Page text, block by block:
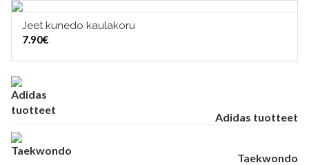
LISÄÄ OSTOSKORIIN
Jeet kunedo kaulakoru
7.90€
TUOTERYHMÄT
Adidas tuotteet
Taekwondo